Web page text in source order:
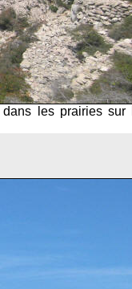
les prairies sur